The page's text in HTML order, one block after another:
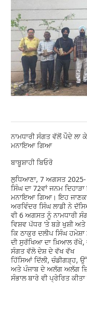
ਨਾਮਧਾਰੀ ਸੰਗਤ ਵੱਲੋਂ ਪੌਦੇ ਲਾ
ਮਨਾਇਆ ਗਿਆ
ਬਾਬੂਸ਼ਾਹੀ ਬਿਓਰੋ
ਲੁਧਿਆਣਾ, 7 ਅਗਸਤ 2025-
ਸਿੰਘ ਦਾ 72ਵਾਂ ਜਨਮ
ਮਨਾਇਆ ਗਿਆ। ਇਹ
ਅਰਵਿੰਦਰ ਸਿੰਘ ਲਾਡੀ ਨੇ
ਵੀ 6 ਅਗਸਤ ਨੂੰ ਨਾਮਧਾਰੀ
ਵਿਸ਼ਵ ਪੱਧਰ ‘ਤੇ ਬੜੇ ਖੁਸ਼ੀ
ਕਿ ਠਾਕੁਰ ਦਲੀਪ ਸਿੰਘ
ਦੀ ਸੁਰੱਖਿਆ ਦਾ ਖ਼ਿਆਲ
ਸੰਗਤ ਵੱਲੋ ਦੇਸ਼ ਦੇ ਵੱਖ ਵੱਖ
ਹਿੱਸਿਆਂ ਦਿੱਲੀ, ਚੰਡੀਗੜ੍ਹ,
ਅਤੇ ਪੰਜਾਬ ਦੇ ਅਲੱਗ ਅਲੱਗ
ਸੰਭਾਲ ਬਾਰੇ ਵੀ ਪ੍ਰੇਰਿਤ ਕੀਤਾ